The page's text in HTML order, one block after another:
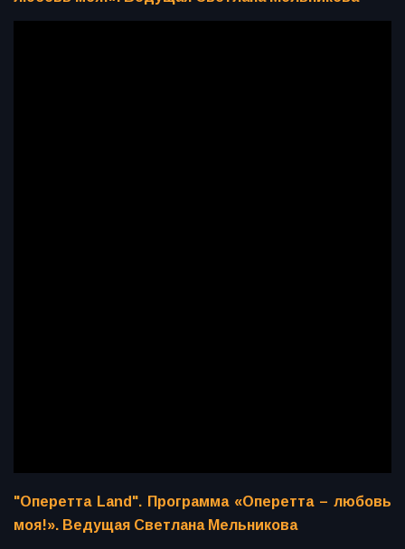
"Оперетта Land". Программа «Оперетта – любовь
моя!». Ведущая Светлана Мельникова